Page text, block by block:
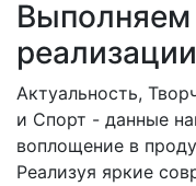
Выполняем
реализации
Актуальность,
и Спорт - данные
воплощение в
Реализуя яркие